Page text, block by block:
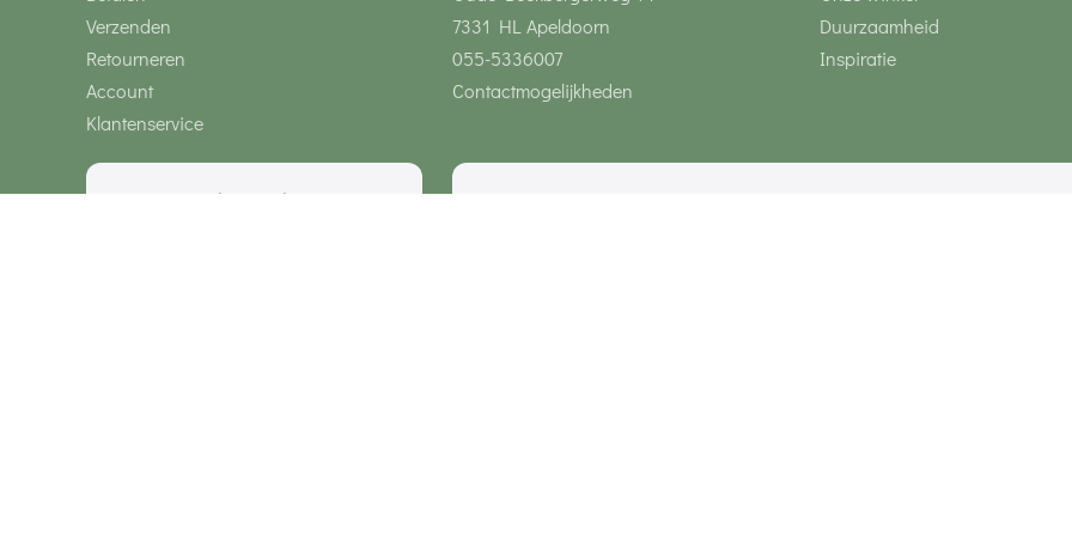
Verzenden
Retourneren
Account
Klantenservice
7331 HL Apeldoorn
055-5336007
Contactmogelijkheden
Duurzaamheid
Inspiratie
Wij zijn bereikbaar via Volg ons via social